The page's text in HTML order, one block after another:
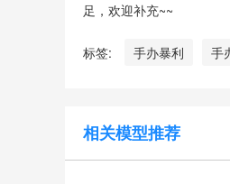
足，欢迎补充~~
标签: 手办暴利 手
相关模型推荐